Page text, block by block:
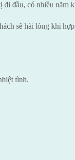
đầu, có nhiều
sẽ hài lòng khi
tình.